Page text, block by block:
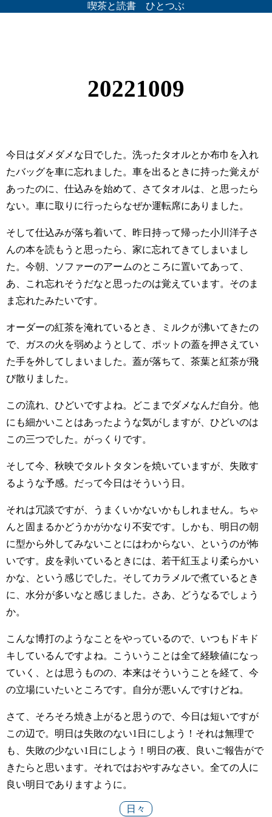
喫茶と読書 ひとつぶ
20221009
今日はダメダメな日でした。洗ったタオルとか布巾を入れ
たバッグを車に忘れました。車を出るときに持った覚えが
あったのに、仕込みを始めて、さてタオルは、と思ったら
ない。車に取りに行ったらなぜか運転席にありました。
そして仕込みが落ち着いて、昨日持って帰った小川洋子さ
んの本を読もうと思ったら、家に忘れてきてしまいまし
た。今朝、ソファーのアームのところに置いてあって、
あ、これ忘れそうだなと思ったのは覚えています。そのま
ま忘れたみたいです。
オーダーの紅茶を淹れているとき、ミルクが沸いてきたの
で、ガスの火を弱めようとして、ポットの蓋を押さえてい
た手を外してしまいました。蓋が落ちて、茶葉と紅茶が飛
び散りました。
この流れ、ひどいですよね。どこまでダメなんだ自分。他
にも細かいことはあったような気がしますが、ひどいのは
この三つでした。がっくりです。
そして今、秋映でタルトタタンを焼いていますが、失敗す
るような予感。だって今日はそういう日。
それは冗談ですが、うまくいかないかもしれません。ちゃ
んと固まるかどうかがかなり不安です。しかも、明日の朝
に型から外してみないことにはわからない、というのが怖
いです。皮を剥いているときには、若干紅玉より柔らかい
かな、という感じでした。そしてカラメルで煮ているとき
に、水分が多いなと感じました。さあ、どうなるでしょう
か。
こんな博打のようなことをやっているので、いつもドキド
キしているんですよね。こういうことは全て経験値になっ
ていく、とは思うものの、本来はそういうことを経て、今
の立場にいたいところです。自分が悪いんですけどね。
さて、そろそろ焼き上がると思うので、今日は短いですが
この辺で。明日は失敗のない1日にしよう！それは無理で
も、失敗の少ない1日にしよう！明日の夜、良いご報告がで
きたらと思います。それではおやすみなさい。全ての人に
良い明日でありますように。
日々